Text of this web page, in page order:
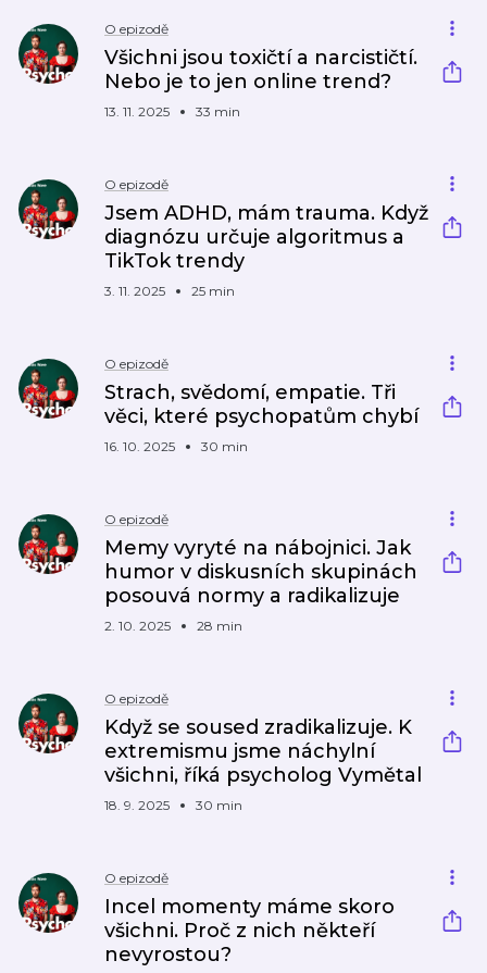
O epizodě
Všichni jsou toxičtí a narcističtí.
Nebo je to jen online trend?
13. 11. 2025 33 min
O epizodě
Jsem ADHD, mám trauma. Když
diagnózu určuje algoritmus a
TikTok trendy
3. 11. 2025 25 min
O epizodě
Strach, svědomí, empatie. Tři
věci, které psychopatům chybí
16. 10. 2025 30 min
O epizodě
Memy vyryté na nábojnici. Jak
humor v diskusních skupinách
posouvá normy a radikalizuje
2. 10. 2025 28 min
O epizodě
Když se soused zradikalizuje. K
extremismu jsme náchylní
všichni, říká psycholog Vymětal
18. 9. 2025 30 min
O epizodě
Incel momenty máme skoro
všichni. Proč z nich někteří
nevyrostou?